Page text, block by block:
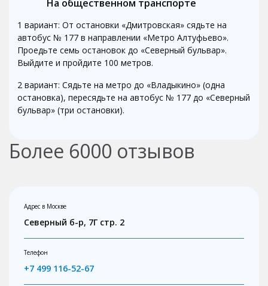
На общественном транспорте
1 вариант: От остановки «Дмитровская» сядьте на
автобус № 177 в направлении «Метро Алтуфьево».
Проедьте семь остановок до «Северный бульвар».
Выйдите и пройдите 100 метров.
2 вариант: Сядьте на метро до «Владыкино» (одна
остановка), пересядьте на автобус № 177 до «Северный
бульвар» (три остановки).
Более 6000 отзывов
Адрес в Москве
Северный б-р, 7Г стр. 2
Телефон
+7 499 116-52-67